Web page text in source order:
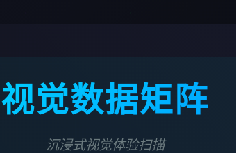
视觉数据矩阵
沉浸式视觉体验扫描